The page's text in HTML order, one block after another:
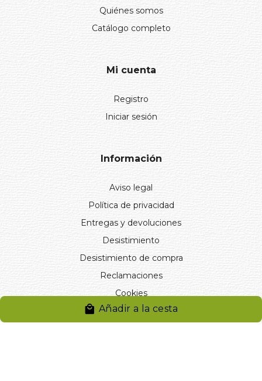
Añadir a la cesta
Quiénes somos
Catálogo completo
Mi cuenta
Registro
Iniciar sesión
Información
Aviso legal
Política de privacidad
Entregas y devoluciones
Desistimiento
Desistimiento de compra
Reclamaciones
Cookies
Gestionar cookies